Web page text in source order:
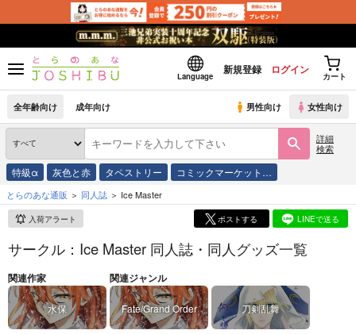
Language
新規登録 ログイン
カート
全年齢向け 成年向け 男性向け 女性向け
詳細
検索
特級α 灰色と赤 タペストリー コミックマーケット…
とらのあな通販 同人誌 Ice Master
入荷アラート ポストする LINEで送る
サークル：Ice Master 同人誌・同人グッズ一覧
関連作家
水保
関連ジャンル
Fate/Grand Order 刀剣乱舞